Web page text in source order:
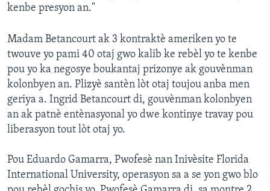
kenbe presyon an."
Madam Betancourt ak 3 kontraktè ameriken yo te
twouve yo pami 40 otaj gwo kalib ke rebèl yo te kenbe
pou yo ka negosye boukantaj prizonye ak gouvènman
kolonbyen an. Plizyè santèn lòt otaj toujou anba men
geriya a. Ingrid Betancourt di, gouvènman kolonbyen
an ak patnè entènasyonal yo dwe kontinye travay pou
liberasyon tout lòt otaj yo.
Pou Eduardo Gamarra, Pwofesè nan Inivèsite Florida
International University, operasyon sa a se yon gwo blo